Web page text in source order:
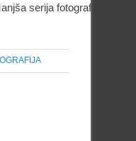
serija fotografij v